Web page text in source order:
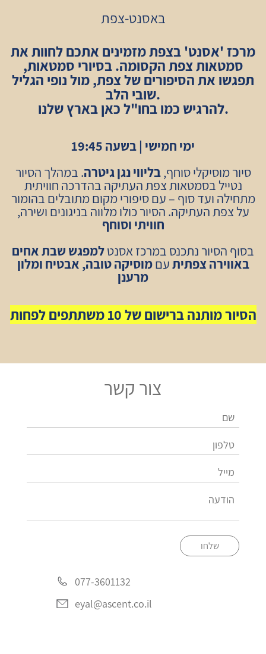
באסנט-צפת
מרכז 'אסנט' בצפת מזמינים אתכם לחוות את
סמטאות צפת הקסומה. בסיורי סמטאות,
תפגשו את הסיפורים של צפת, מול נופי הגליל
שובי הלב.
להרגיש כמו בחו"ל כאן בארץ שלנו.
ימי חמישי | בשעה 19:45
סיור מוסיקלי סוחף,בליווי נגן גיטרה. במהלך הסיור
נטייל בסמטאות צפת העתיקה בהדרכה חוויתית
מתחילה ועד סוף – עם סיפורי מקום מתובלים בהומור
על צפת העתיקה. הסיור כולו מלווה בניגונים ושירה,
חוויתי וסוחף
בסוף הסיור נתכנס במרכז אסנטלמפגש שבת אחים
באווירה צפתיתעםמוסיקה טובה, אבטיח ומלון
מרענן
הסיור מותנה ברישום של 10 משתתפים לפחות
צור קשר
שלחו
077-3601132
eyal@ascent.co.il